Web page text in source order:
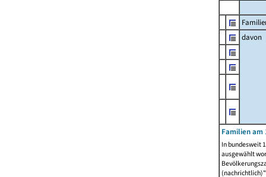
davon
Familien am
In bundesweit
ausgewählt